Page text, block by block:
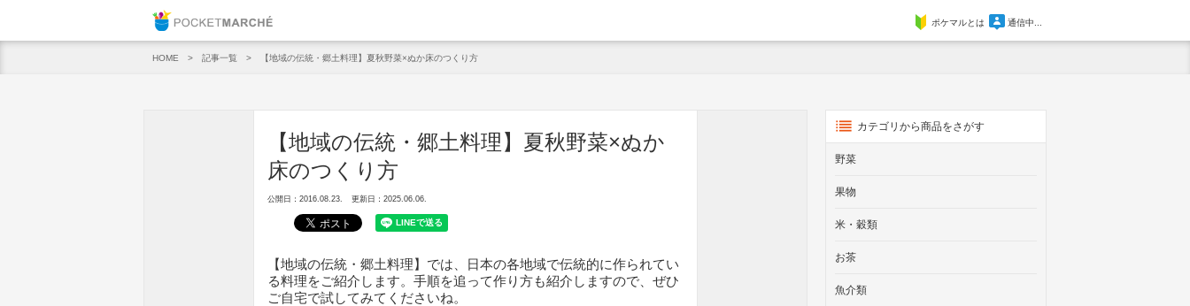
ポケマルとは 通信中...
HOME 記事一覧 【地域の伝統・郷土料理】夏秋野菜×ぬか床のつくり方
【地域の伝統・郷土料理】夏秋野菜×ぬか
床のつくり方
公開日：2016.08.23. 更新日：2025.06.06.
【地域の伝統・郷土料理】では、日本の各地域で伝統的に作られてい
る料理をご紹介します。手順を追って作り方も紹介しますので、ぜひ
ご自宅で試してみてくださいね。
カテゴリから商品をさがす
野菜
果物
米・穀類
お茶
魚介類